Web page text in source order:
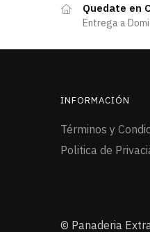
Quedate en
Entrega a
INFORMACIÓN
Términos y
Politica de
© Panaderia